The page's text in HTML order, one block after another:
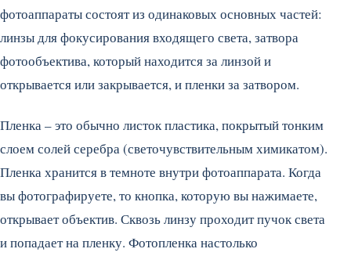
фотоаппараты состоят из одинаковых основных частей:
линзы для фокусирования входящего света, затвора
фотообъектива, который находится за линзой и
открывается или закрывается, и пленки за затвором.
Пленка – это обычно листок пластика, покрытый тонким
слоем солей серебра (светочувствительным химикатом).
Пленка хранится в темноте внутри фотоаппарата. Когда
вы фотографируете, то кнопка, которую вы нажимаете,
открывает объектив. Сквозь линзу проходит пучок света
и попадает на пленку. Фотопленка настолько